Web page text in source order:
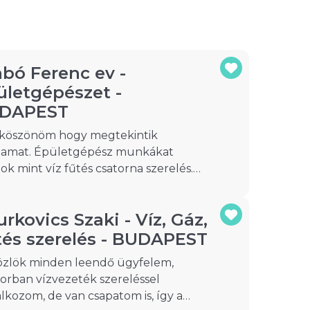
Ferenc ev -
-
hogy megtekintik
Épületgépész munkákat
mint víz fűtés csatorna szerelés.
Budapest és Pest megyében
hívásukat.
Szaki - Víz, Gáz,
szerelés - BUDAPEST
minden leendő ügyfelem,
vízvezeték szereléssel
de van csapatom is, így a